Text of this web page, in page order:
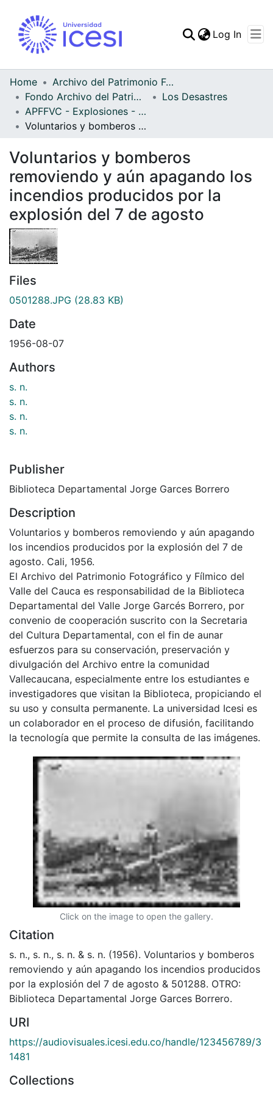
Statistics
Log In
Home
Archivo del Patrimonio Fotográfico y Fílmico del Valle del Cauca
Fondo Archivo del Patrimonio Fotográfico y Fílmico del Valle del Cauca
Los Desastres
APFFVC - Explosiones - Patrimonial
Voluntarios y bomberos removiendo y aún apagando los incendios producidos por la explosión del 7 de agosto
Voluntarios y bomberos
removiendo y aún apagando los
incendios producidos por la
explosión del 7 de agosto
Files
0501288.JPG (28.83 KB)
Date
1956-08-07
Authors
s. n.
s. n.
s. n.
s. n.
Publisher
Biblioteca Departamental Jorge Garces Borrero
Description
Voluntarios y bomberos removiendo y aún apagando
los incendios producidos por la explosión del 7 de
agosto. Cali, 1956.
El Archivo del Patrimonio Fotográfico y Fílmico del
Valle del Cauca es responsabilidad de la Biblioteca
Departamental del Valle Jorge Garcés Borrero, por
convenio de cooperación suscrito con la Secretaria
del Cultura Departamental, con el fin de aunar
esfuerzos para su conservación, preservación y
divulgación del Archivo entre la comunidad
Vallecaucana, especialmente entre los estudiantes e
investigadores que visitan la Biblioteca, propiciando el
su uso y consulta permanente. La universidad Icesi es
un colaborador en el proceso de difusión, facilitando
la tecnología que permite la consulta de las imágenes.
Click on the image to open the gallery.
Citation
s. n., s. n., s. n. & s. n. (1956). Voluntarios y bomberos
removiendo y aún apagando los incendios producidos
por la explosión del 7 de agosto & 501288. OTRO:
Biblioteca Departamental Jorge Garces Borrero.
URI
https://audiovisuales.icesi.edu.co/handle/123456789/3
1481
Collections